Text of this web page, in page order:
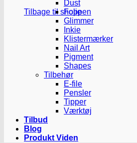
Tilbage til shoppen
Dust
Folie
Glimmer
Inkie
Klistermærker
Nail Art
Pigment
Shapes
Tilbehør
E-file
Pensler
Tipper
Værktøj
Tilbud
Blog
Produkt Viden